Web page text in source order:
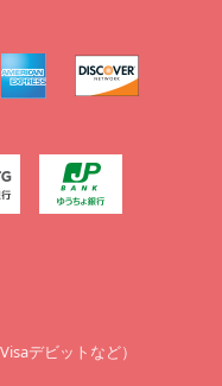
デビットなど）